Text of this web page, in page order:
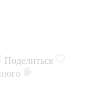
Поделиться